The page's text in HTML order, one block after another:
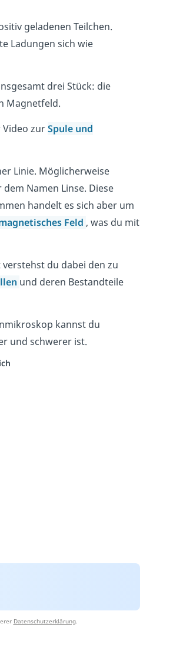
geladenen Teilchen.
Ladungen sich wie
drei Stück: die
Magnetfeld.
zurSpule und
Linie. Möglicherweise
Namen Linse. Diese
handelt es sich aber um
Feld , was du mit
du dabei den zu
und deren Bestandteile
kannst du
und schwerer ist.
Datenschutzerklärung.